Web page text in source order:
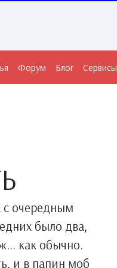
Форум Блог Сервисы
с очередным
было два,
как обычно.
и в папин моб